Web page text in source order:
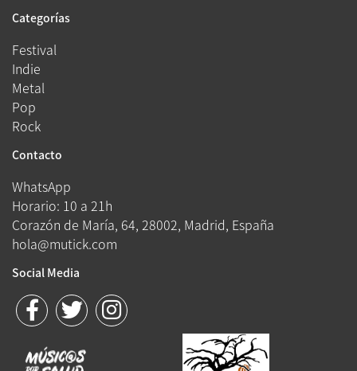
Categorías
Festival
Indie
Metal
Pop
Rock
Contacto
WhatsApp
Horario: 10 a 21h
Corazón de María, 64, 28002, Madrid, España
hola@mutick.com
Social Media